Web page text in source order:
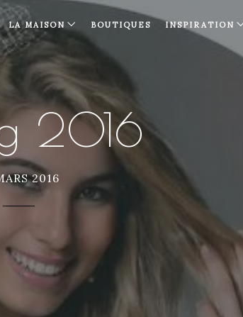
LA MAISON BOUTIQUES INSPIRATION
2016
2016